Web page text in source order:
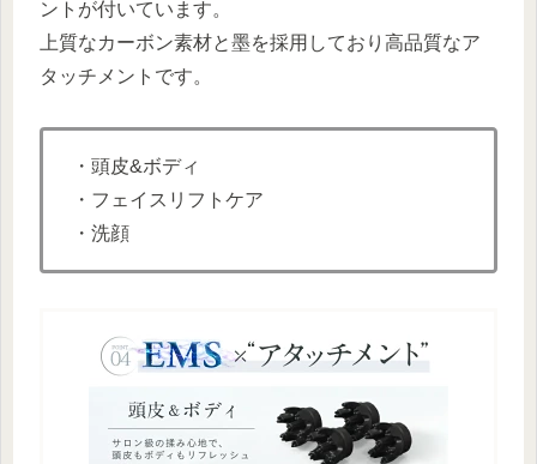
ントが付いています。
上質なカーボン素材と墨を採用しており高品質なア
タッチメントです。
・頭皮&ボディ
・フェイスリフトケア
・洗顔